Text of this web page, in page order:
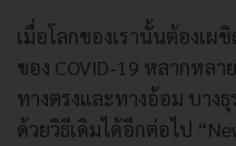
เมื่อโลกของเรานั้นต้องเ
ของ COVID-19 หลากหล
ทางตรงและทางอ้อม บาง
ด้วยวิธีเดิมได้อีกต่อไป